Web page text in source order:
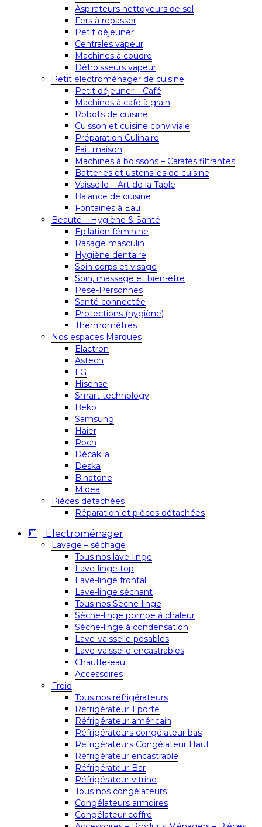
Aspirateurs nettoyeurs de sol
Fers à repasser
Petit déjeuner
Centrales vapeur
Machines à coudre
Défroisseurs vapeur
Petit électroménager de cuisine
Petit déjeuner – Café
Machines à café à grain
Robots de cuisine
Cuisson et cuisine conviviale
Préparation Culinaire
Fait maison
Machines à boissons – Carafes filtrantes
Batteries et ustensiles de cuisine
Vaisselle – Art de la Table
Balance de cuisine
Fontaines à Eau
Beauté – Hygiène & Santé
Epilation féminine
Rasage masculin
Hygiène dentaire
Soin corps et visage
Soin, massage et bien-être
Pèse-Personnes
Santé connectée
Protections (hygiène)
Thermomètres
Nos espaces Marques
Elactron
Astech
LG
Hisense
Smart technology
Beko
Samsung
Haier
Roch
Décakila
Deska
Binatone
Midea
Pièces détachées
Réparation et pièces détachées
Electroménager
Lavage – séchage
Tous nos lave-linge
Lave-linge top
Lave-linge frontal
Lave-linge séchant
Tous nos Sèche-linge
Sèche-linge pompe à chaleur
Sèche-linge à condensation
Lave-vaisselle posables
Lave-vaisselle encastrables
Chauffe-eau
Accessoires
Froid
Tous nos réfrigérateurs
Réfrigérateur 1 porte
Réfrigérateur américain
Réfrigérateurs congélateur bas
Réfrigérateurs Congélateur Haut
Réfrigérateur encastrable
Réfrigérateur Bar
Réfrigérateur vitrine
Tous nos congélateurs
Congélateurs armoires
Congélateur coffre